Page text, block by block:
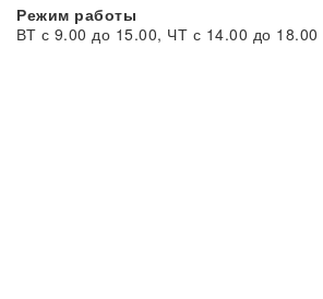
Режим работы
ВТ с 9.00 до 15.00, ЧТ с 14.00 до 18.00